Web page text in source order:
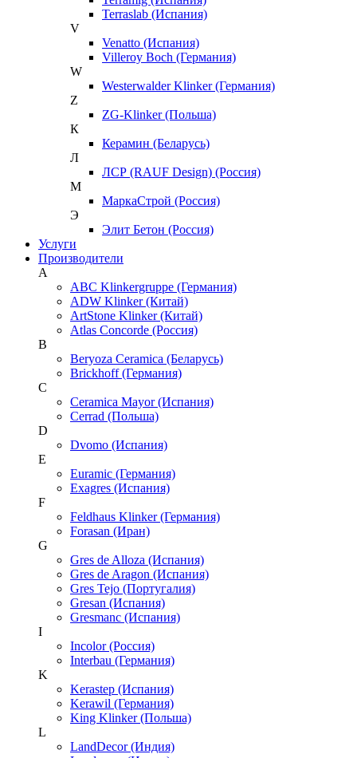
Terraslab (Испания)
V
Venatto (Испания)
Villeroy Boch (Германия)
W
Westerwalder Klinker (Германия)
Z
ZG-Klinker (Польша)
К
Керамин (Беларусь)
Л
ЛСР (RAUF Design) (Россия)
М
МаркаСтрой (Россия)
Э
Элит Бетон (Россия)
Услуги
Производители
A
ABC Klinkergruppe (Германия)
ADW Klinker (Китай)
ArtStone Klinker (Китай)
Atlas Concorde (Россия)
B
Beryoza Ceramica (Беларусь)
Brickhoff (Германия)
C
Ceramica Mayor (Испания)
Cerrad (Польша)
D
Dvomo (Испания)
E
Euramic (Германия)
Exagres (Испания)
F
Feldhaus Klinker (Германия)
Forasan (Иран)
G
Gres de Alloza (Испания)
Gres de Aragon (Испания)
Gres Tejo (Португалия)
Gresan (Испания)
Gresmanc (Испания)
I
Incolor (Россия)
Interbau (Германия)
K
Kerastep (Испания)
Kerawil (Германия)
King Klinker (Польша)
L
LandDecor (Индия)